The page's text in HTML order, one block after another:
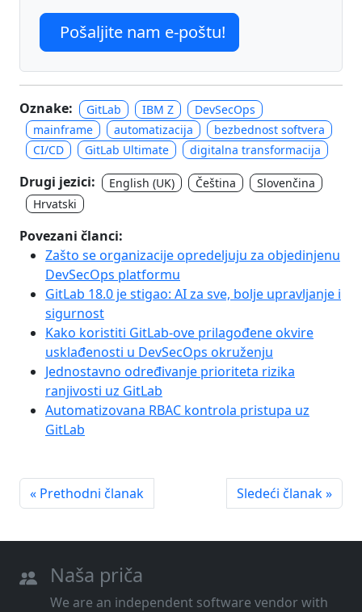
Pošaljite nam e-poštu!
Oznake: GitLab IBM Z
DevSecOps
mainframe
automatizacija
bezbednost softvera
CI/CD
GitLab Ultimate digitalna transformacija
Drugi jezici: English (UK) Čeština
Slovenčina
Hrvatski
Povezani članci:
Zašto se organizacije opredeljuju za objedinjenu
DevSecOps platformu
GitLab 18.0 je stigao: AI za sve, bolje upravljanje i
sigurnost
Kako koristiti GitLab-ove prilagođene okvire
usklađenosti u DevSecOps okruženju
Jednostavno određivanje prioriteta rizika
ranjivosti uz GitLab
Automatizovana RBAC kontrola pristupa uz
GitLab
« Prethodni članak Sledeći članak »
Naša priča
We are an independent software vendor with